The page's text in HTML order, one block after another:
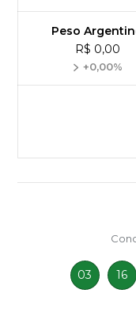
Peso
R$ 0,00
+0,00%
03 16